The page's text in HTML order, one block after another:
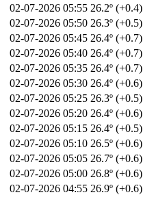
02-07-2026 05:55 26.2º (+0.4)
02-07-2026 05:50 26.3º (+0.5)
02-07-2026 05:45 26.4º (+0.7)
02-07-2026 05:40 26.4º (+0.7)
02-07-2026 05:35 26.4º (+0.7)
02-07-2026 05:30 26.4º (+0.6)
02-07-2026 05:25 26.3º (+0.5)
02-07-2026 05:20 26.4º (+0.6)
02-07-2026 05:15 26.4º (+0.5)
02-07-2026 05:10 26.5º (+0.6)
02-07-2026 05:05 26.7º (+0.6)
02-07-2026 05:00 26.8º (+0.6)
02-07-2026 04:55 26.9º (+0.6)